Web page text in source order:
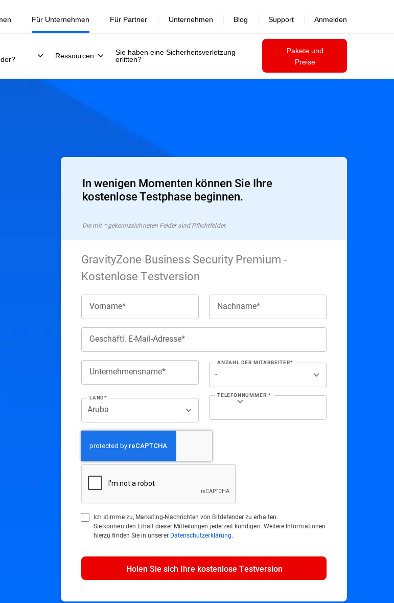
Für Unternehmen
Ressourcen
Sie haben eine Sicherheitsverletzung
erlitten?
Pakete und
Preise
Für Partner Unternehmen Blog Support Anmelden
In wenigen Momenten können Sie Ihre
kostenlose Testphase beginnen.
Die mit * gekennzeichneten Felder sind Pflichtfelder.
GravityZone Business Security Premium -
Kostenlose Testversion
Vorname* Nachname*
Geschäftl. E-Mail-Adresse*
Unternehmensname*
ANZAHL DER MITARBEITER*
LAND* TELEFONNUMMER:*
Ich stimme zu, Marketing-Nachrichten von Bitdefender zu erhalten.
Sie können den Erhalt dieser Mitteilungen jederzeit kündigen. Weitere Informationen
hierzu finden Sie in unserer Datenschutzerklärung.
Holen Sie sich Ihre kostenlose Testversion